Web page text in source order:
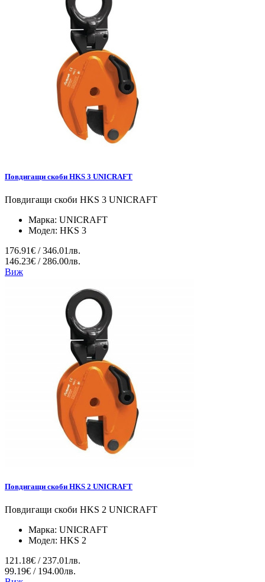
Повдигащи скоби HKS 3 UNICRAFT
Повдигащи скоби HKS 3 UNICRAFT
Марка: UNICRAFT
Модел: HKS 3
176.91€ / 346.01лв.
146.23€ / 286.00лв.
Виж
Повдигащи скоби HKS 2 UNICRAFT
Повдигащи скоби HKS 2 UNICRAFT
Марка: UNICRAFT
Модел: HKS 2
121.18€ / 237.01лв.
99.19€ / 194.00лв.